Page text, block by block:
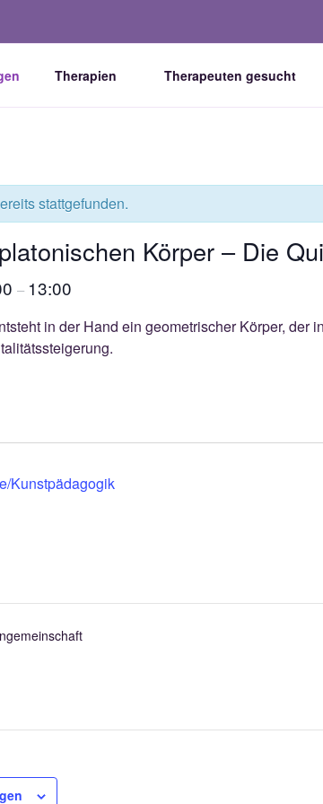
Therapien Therapeuten gesucht
stattgefunden.
Körper – Die
– 13:00
in der Hand ein geometrischer Körper, der
Kunstpädagogik